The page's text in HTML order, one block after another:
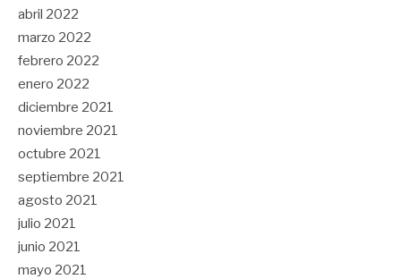
abril 2022
marzo 2022
febrero 2022
enero 2022
diciembre 2021
noviembre 2021
octubre 2021
septiembre 2021
agosto 2021
julio 2021
junio 2021
mayo 2021